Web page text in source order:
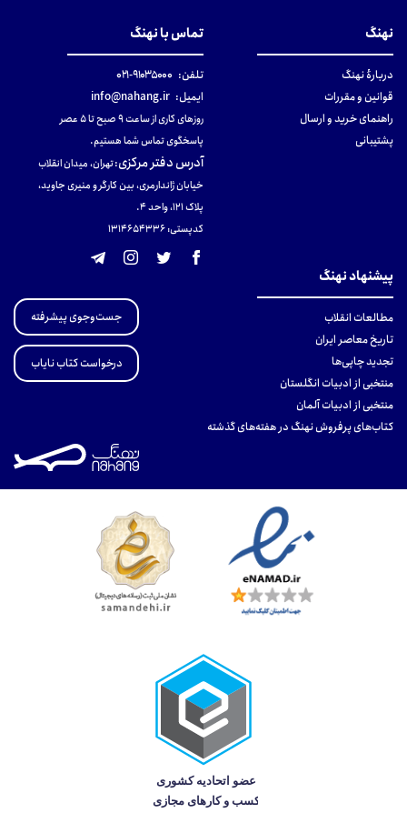
نهنگ
دربارهٔ نهنگ
قوانین و مقررات
راهنمای خرید و ارسال
پشتیبانی
تماس با نهنگ
تلفن: ۹۱۰۳۵۰۰۰-۰۲۱
ایمیل: info@nahang.ir
روزهای کاری از ساعت ۹ صبح تا ۵ عصر
پاسخگوی تماس شما هستیم.
آدرس دفتر مرکزی:تهران، میدان انقلاب
خیابان ژاندارمری، بین کارگر و منیری جاوید،
پلاک 121، واحد ۴.
کدپستی: 131465433۶
پیشنهاد نهنگ
مطالعات انقلاب
تاریخ معاصر ایران
تجدید چاپی‌ها
منتخبی از ادبیات انگلستان
منتخبی از ادبیات آلمان
کتاب‌های پرفروش نهنگ در هفته‌های گذشته
جست‌وجوی پیشرفته
درخواست کتاب نایاب